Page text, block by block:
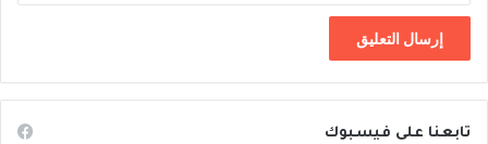
تابعنا على فيسبوك